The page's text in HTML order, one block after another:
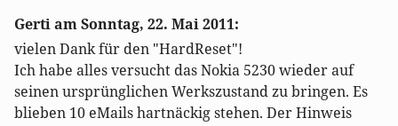
Gerti amSonntag, 22. Mai 2011:
vielen Dank für den "HardReset"!
Ich habe alles versucht das Nokia 5230 wieder auf
seinen ursprünglichen Werkszustand zu bringen. Es
blieben 10 eMails hartnäckig stehen. Der Hinweis